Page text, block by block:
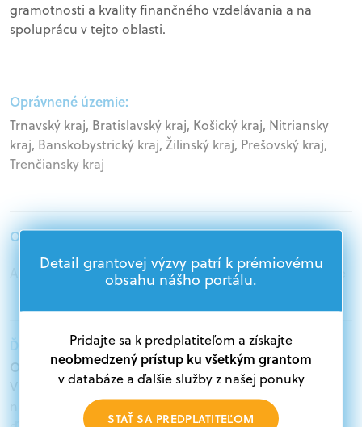
gramotnosti a kvality finančného vzdelávania a na
spoluprácu v tejto oblasti.
Oprávnené územie:
Trnavský kraj, Bratislavský kraj, Košický kraj, Nitriansky
kraj, Banskobystrický kraj, Žilinský kraj, Prešovský kraj,
Trenčiansky kraj
Oprávnení žiadatelia:
Akademický sektor, Jednotlivci, Mimovládne organizácie
Ďalšie informácie:
Oprávnení žiadatelia:
V databáze grantov a dotácií na portáli Grantexpert.sk
nájdete aktuálne výzvy z eurofondov, plánu obnovy a
Detail grantovej výzvy patrí k prémiovému
obsahu nášho portálu.
Pridajte sa k predplatiteľom a získajte
neobmedzený prístup ku všetkým grantom
v databáze a ďalšie služby z našej ponuky
STAŤ SA PREDPLATITEĽOM